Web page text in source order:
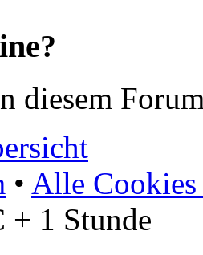
diesem
• Alle Cookies
+ 1 Stunde